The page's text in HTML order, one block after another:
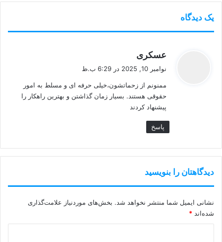
یک دیدگاه
عسکری
:
نوامبر 10, 2025 در 6:29 ب.ظ
ممنونم از زحماتشون،خیلی حرفه ای و مسلط به امور
حقوقی هستند. بسیار زمان گذاشتن و بهترین راهکار را
پیشنهاد کردند
پاسخ
دیدگاهتان را بنویسید
نشانی ایمیل شما منتشر نخواهد شد. بخش‌های موردنیاز علامت‌گذاری
شده‌اند *